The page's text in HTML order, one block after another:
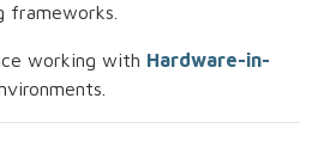
frameworks.
working with Hardware-in-